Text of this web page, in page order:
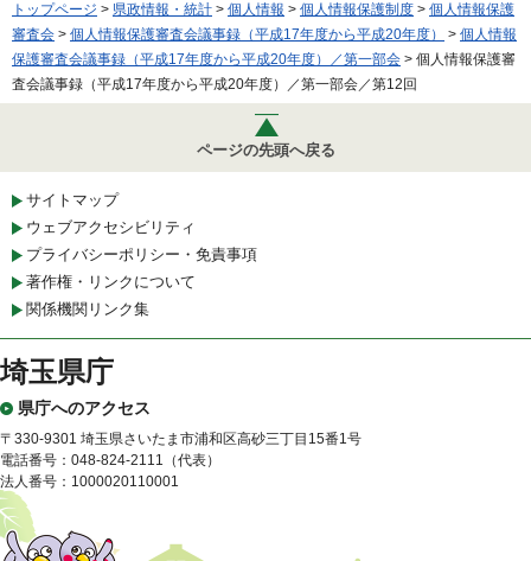
トップページ > 県政情報・統計 > 個人情報 > 個人情報保護制度 > 個人情報保護
審査会 > 個人情報保護審査会議事録（平成17年度から平成20年度） > 個人情報
保護審査会議事録（平成17年度から平成20年度）／第一部会 > 個人情報保護審
査会議事録（平成17年度から平成20年度）／第一部会／第12回
ページの先頭へ戻る
サイトマップ
ウェブアクセシビリティ
プライバシーポリシー・免責事項
著作権・リンクについて
関係機関リンク集
埼玉県庁
県庁へのアクセス
〒330-9301 埼玉県さいたま市浦和区高砂三丁目15番1号
電話番号：048-824-2111（代表）
法人番号：1000020110001